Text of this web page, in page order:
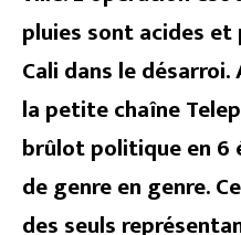
pluies sont acides
Cali dans le
la petite chaîne
brûlot politique en 6
de genre en genre.
des seuls